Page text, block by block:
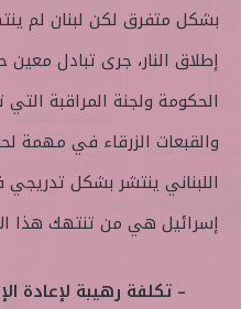
بشكل متفرق لكن لبنان لم
إطلاق النار، جرى تبادل
الحكومة ولجنة المراقبة التي
والقبعات الزرقاء في مهمة
اللبناني ينتشر بشكل
إسرائيل هي من تنتهك هذا
– تكلفة رهيبة لإعادة